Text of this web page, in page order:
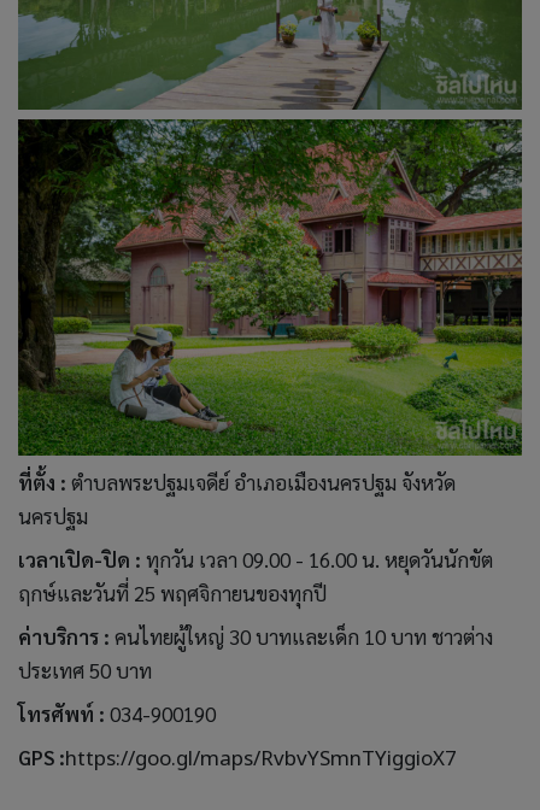
ที่ตั้ง : ตำบลพระปฐมเจดีย์ อำเภอเมืองนครปฐม จังหวัด
นครปฐม
เวลาเปิด-ปิด : ทุกวัน เวลา 09.00 - 16.00 น. หยุดวันนักขัต
ฤกษ์และวันที่ 25 พฤศจิกายนของทุกปี
ค่าบริการ : คนไทยผู้ใหญ่ 30 บาทและเด็ก 10 บาท ชาวต่าง
ประเทศ 50 บาท
โทรศัพท์ : 034-900190
GPS :https://goo.gl/maps/RvbvYSmnTYiggioX7